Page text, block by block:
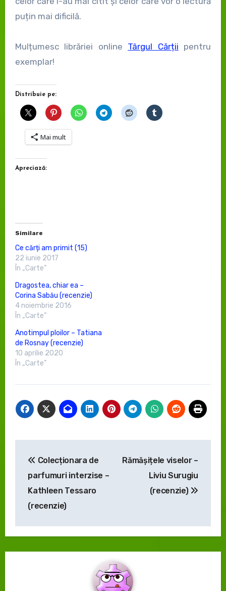
puțin mai dificilă.
Mulțumesc librăriei online Târgul Cărții pentru
exemplar!
Distribuie pe:
Mai mult
Apreciază:
Similare
Ce cărți am primit (15)
22 iunie 2017
În „Carte”
Dragostea, chiar ea –
Corina Sabău (recenzie)
4 noiembrie 2016
În „Carte”
Anotimpul ploilor – Tatiana
de Rosnay (recenzie)
10 aprilie 2020
În „Carte”
în
articole
Colecționara de
parfumuri interzise –
Kathleen Tessaro
(recenzie)
Rămășițele viselor –
Liviu Surugiu
(recenzie)